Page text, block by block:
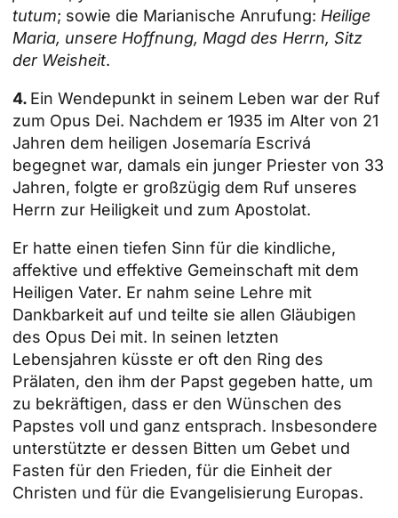
tutum; sowie die Marianische Anrufung: Heilige
Maria, unsere Hoffnung, Magd des Herrn, Sitz
der Weisheit.
4. Ein Wendepunkt in seinem Leben war der Ruf
zum Opus Dei. Nachdem er 1935 im Alter von 21
Jahren dem heiligen Josemaría Escrivá
begegnet war, damals ein junger Priester von 33
Jahren, folgte er großzügig dem Ruf unseres
Herrn zur Heiligkeit und zum Apostolat.
Er hatte einen tiefen Sinn für die kindliche,
affektive und effektive Gemeinschaft mit dem
Heiligen Vater. Er nahm seine Lehre mit
Dankbarkeit auf und teilte sie allen Gläubigen
des Opus Dei mit. In seinen letzten
Lebensjahren küsste er oft den Ring des
Prälaten, den ihm der Papst gegeben hatte, um
zu bekräftigen, dass er den Wünschen des
Papstes voll und ganz entsprach. Insbesondere
unterstützte er dessen Bitten um Gebet und
Fasten für den Frieden, für die Einheit der
Christen und für die Evangelisierung Europas.